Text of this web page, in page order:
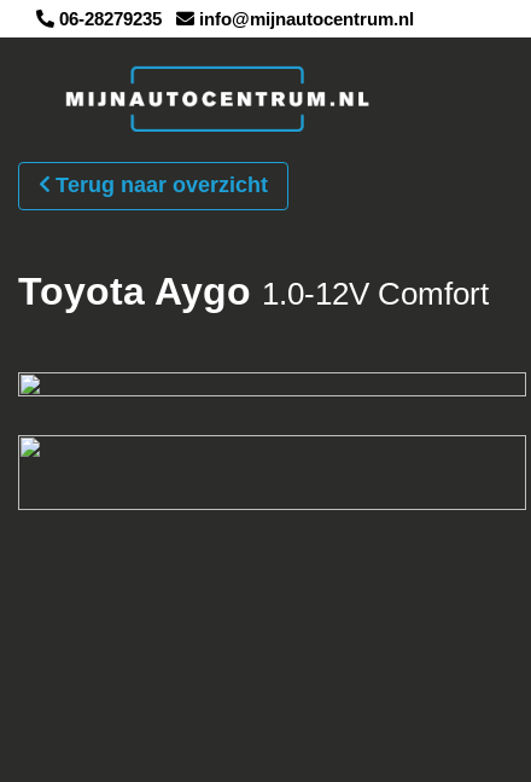
06-28279235 info@mijnautocentrum.nl
Terug naar overzicht
Toyota Aygo 1.0-12V Comfort